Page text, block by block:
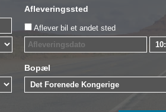
Afleveringssted
Aflever bil et andet sted
Bopæl